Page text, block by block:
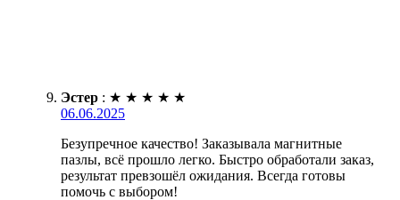
Эстер : ★ ★ ★ ★ ★
06.06.2025
Безупречное качество! Заказывала магнитные
пазлы, всё прошло легко. Быстро обработали заказ,
результат превзошёл ожидания. Всегда готовы
помочь с выбором!